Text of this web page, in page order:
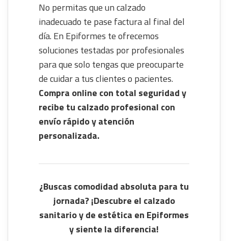
No permitas que un calzado
inadecuado te pase factura al final del
día. En Epiformes te ofrecemos
soluciones testadas por profesionales
para que solo tengas que preocuparte
de cuidar a tus clientes o pacientes.
Compra online con total seguridad y
recibe tu calzado profesional con
envío rápido y atención
personalizada.
¿Buscas comodidad absoluta para tu
jornada? ¡Descubre el calzado
sanitario y de estética en Epiformes
y siente la diferencia!